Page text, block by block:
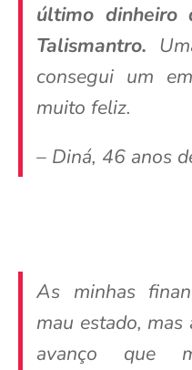
último dinheiro
Talismantro.
consegui um
muito feliz.
– Diná, 46 anos
As minhas
mau estado,
avanço que